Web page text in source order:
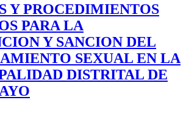
Y PROCEDIMIENTOS
PARA LA
Y SANCION DEL
SEXUAL EN LA
DISTRITAL DE